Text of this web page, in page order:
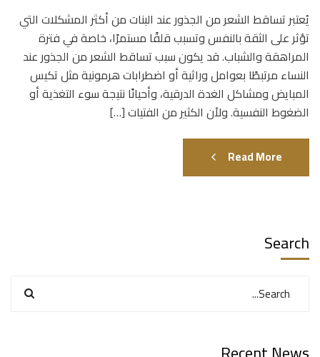
يُعتبر تساقط الشعر من الجذور عند البنات من أكثر المشكلات التي
تؤثر على الثقة بالنفس وتسبب قلقًا مستمرًا، خاصة في فترة
المراهقة والشباب. قد يكون سبب تساقط الشعر من الجذور عند
النساء مرتبطًا بعوامل وراثية أو اضطرابات هرمونية مثل تكيس
المبايض ومشاكل الغدة الدرقية، وأحيانًا نتيجة سوء التغذية أو
الضغوط النفسية. ولأن الكثير من الفتيات […]
Read More
Search